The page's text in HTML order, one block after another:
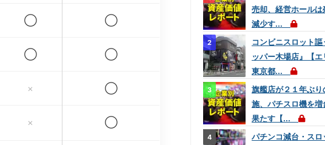
◯ ◯
◯ ◯
× ◯
× ◯
売却、経営ホール
減少す...
コンビニスロット
ッパー木場店』【
東京都...
旗艦店が２１年ぶ
施、パチスロ機を
果たす【...
パチンコ減台・ス